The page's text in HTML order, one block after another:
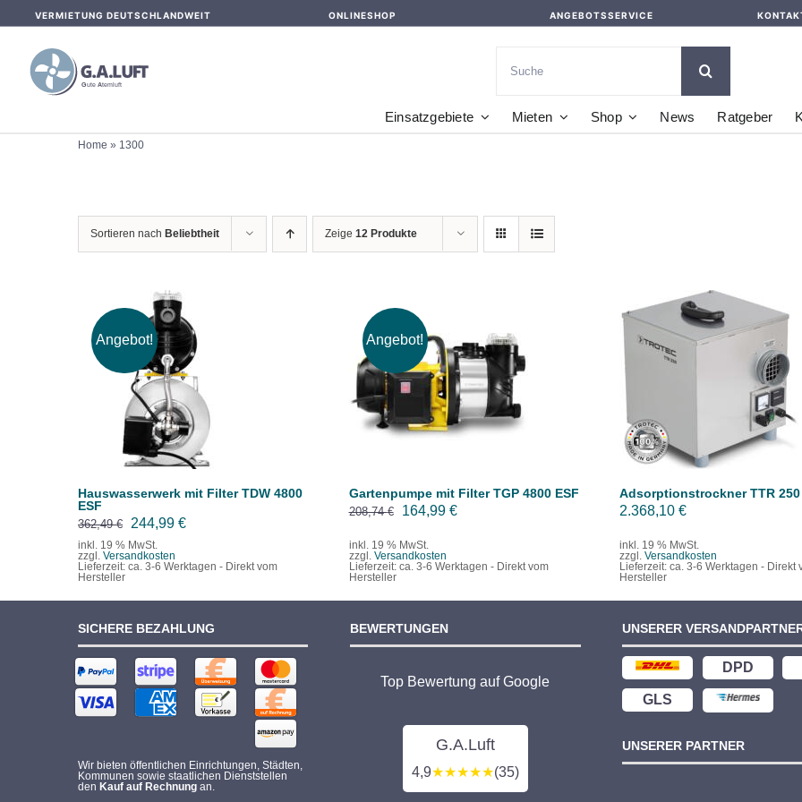
content
VERMIETUNG DEUTSCHLANDWEIT ONLINESHOP ANGEBOTSSERVICE
nach:
Einsatzgebiete Mieten Shop News Ratgeber
Home » 1300
Sortieren nach Beliebtheit Zeige 12 Produkte
Angebot!
IN DEN WARENKORB
/
DETAILS
Hauswasserwerk mit Filter TDW 4800
ESF
362,49€
Ursprünglicher
Preis
war:
244,99 €Aktueller
ist:
inkl. 19 % MwSt.
zzgl. Versandkosten
Lieferzeit: ca. 3-6 Werktagen - Direkt vom
Hersteller
Angebot!
IN DEN WARENKORB
/
DETAILS
Gartenpumpe mit Filter TGP 4800 ESF
208,74€
Ursprünglicher
war:
164,99 €Aktueller
164,99 €.
inkl. 19 % MwSt.
zzgl. Versandkosten
Lieferzeit: ca. 3-6 Werktagen - Direkt vom
Hersteller
IN DEN WARENKORB
Adsorptionstrockner TTR 250
2.368,10 €
inkl. 19 % MwSt.
zzgl. Versandkosten
Lieferzeit: ca. 3-6 Werktagen - Direkt
Hersteller
SICHERE BEZAHLUNG
Wir bieten öffentlichen Einrichtungen, Städten,
Kommunen sowie staatlichen Dienststellen
den Kauf auf Rechnungan.
BEWERTUNGEN
Top Bewertung auf Google
G.A.Luft
4,9★★★★★(35)
UNSERER
DPD
GLS
UNSERER PARTNER